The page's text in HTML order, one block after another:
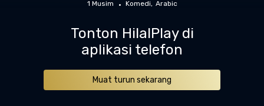
1 Musim Komedi Arabic
Tonton HilalPlay di
aplikasi telefon
Muat turun sekarang